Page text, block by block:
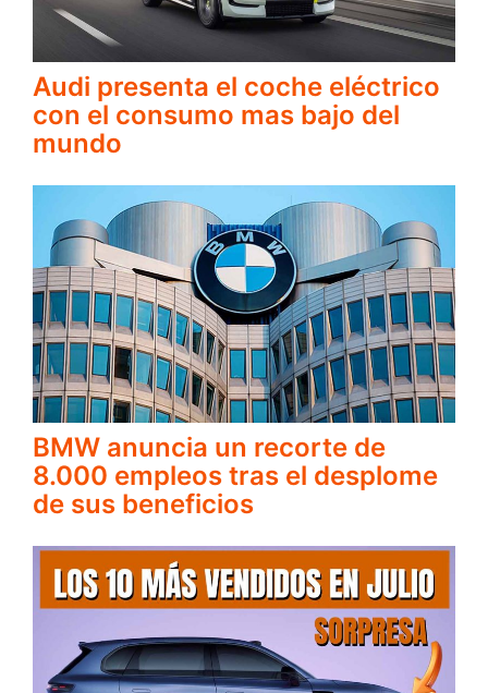
Audi presenta el coche eléctrico
con el consumo mas bajo del
mundo
BMW anuncia un recorte de
8.000 empleos tras el desplome
de sus beneficios